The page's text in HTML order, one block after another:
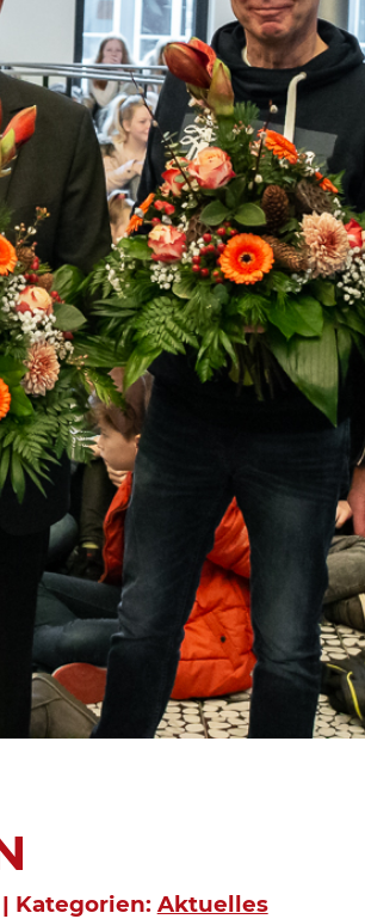
| Kategorien: Aktuelles